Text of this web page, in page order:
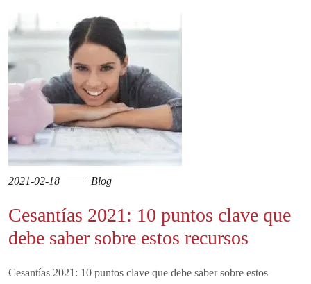
2021-02-18 Blog
Cesantías 2021: 10 puntos clave que
debe saber sobre estos recursos
Cesantías 2021: 10 puntos clave que debe saber sobre estos